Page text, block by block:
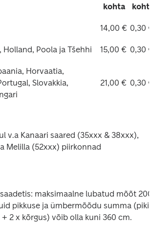
kohta
14,00 € 0,30 €
Holland, Poola ja Tšehhi 15,00 € 0,30 €
Horvaatia,
Slovakkia,
21,00 € 0,30 €
v.a Kanaari saared (35xxx & 38xxx),
Melilla (52xxx) piirkonnad
maksimaalne lubatud mõõt 200
pikkuse ja ümbermõõdu summa
+ 2 x kõrgus) võib olla kuni 360 cm.